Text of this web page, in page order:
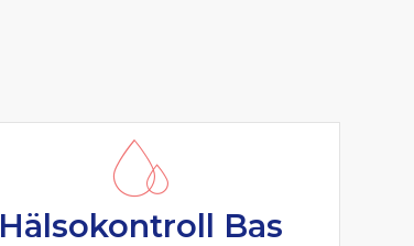
Hälsokontroll Bas